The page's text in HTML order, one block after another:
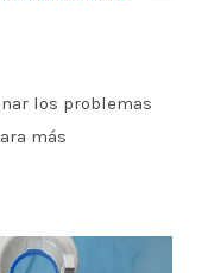
los problemas
más